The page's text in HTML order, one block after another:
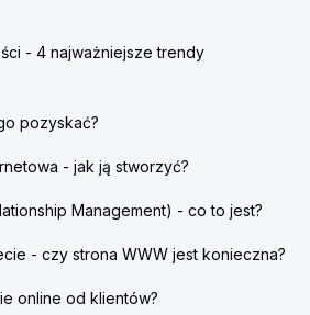
- 4 najważniejsze trendy
pozyskać?
- jak ją stworzyć?
Management) - co to jest?
- czy strona WWW jest konieczna?
online od klientów?